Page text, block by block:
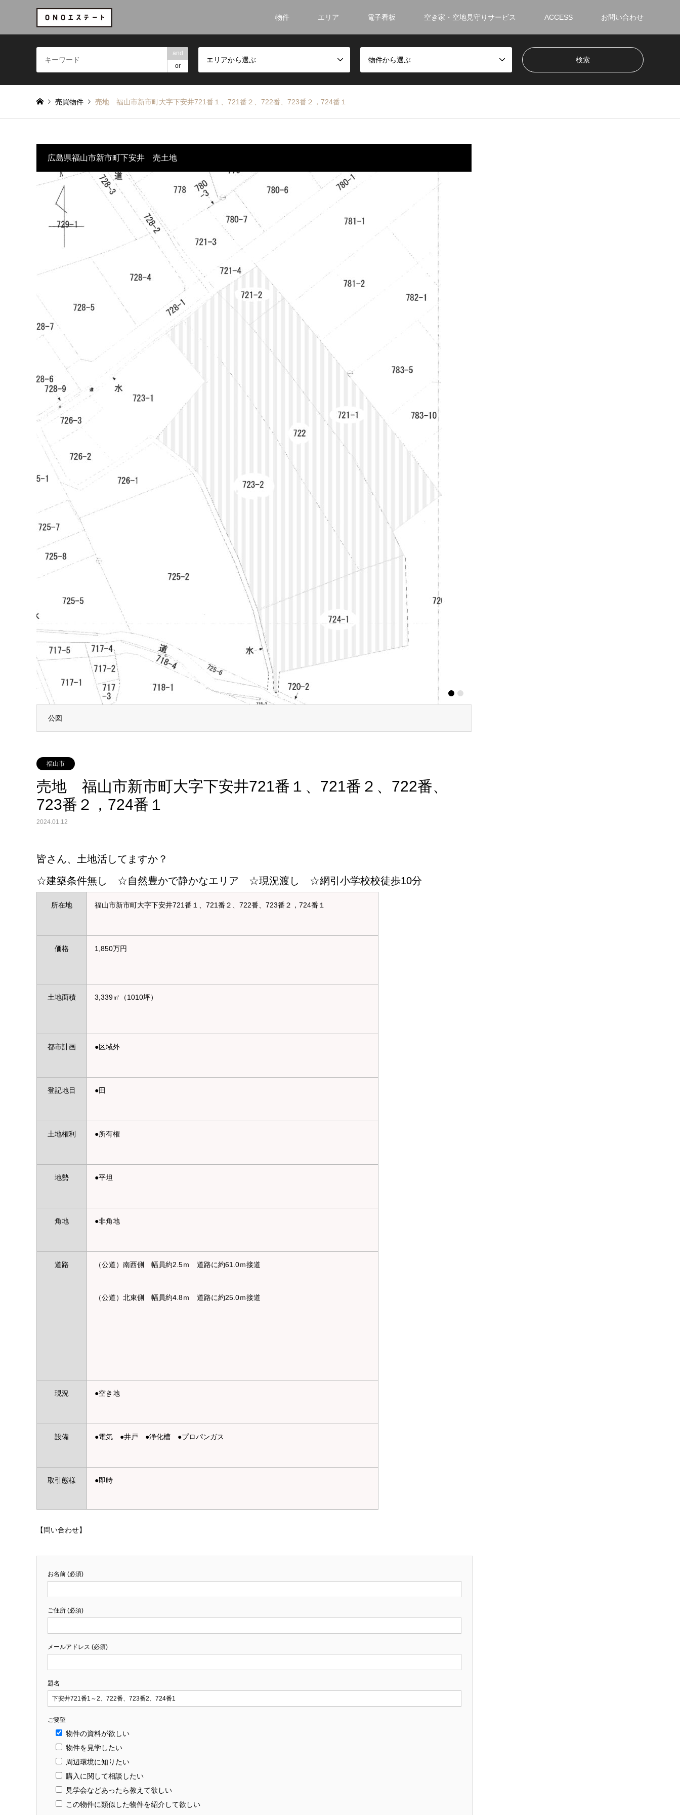
物件 エリア 電子看板 空き家・空地見守りサービス ACCESS お問い合わせ
and
or
エリアから選ぶ 物件から選ぶ
売買物件 売地 福山市新市町大字下安井721番１、721番２、722番、723番２，724番１
広島県福山市新市町下安井 売土地
公図
福山市
売地 福山市新市町大字下安井721番１、721番２、722番、
723番２，724番１
2024.01.12
皆さん、土地活してますか？
☆建築条件無し ☆自然豊かで静かなエリア ☆現況渡し ☆網引小学校校徒歩10分
所在地 福山市新市町大字下安井721番１、721番２、722番、723番２，724番１
価格 1,850万円
土地面積 3,339㎡（1010坪）
都市計画 ●区域外
登記地目 ●田
土地権利 ●所有権
地勢 ●平坦
角地 ●非角地
道路 （公道）南西側 幅員約2.5ｍ 道路に約61.0ｍ接道
（公道）北東側 幅員約4.8ｍ 道路に約25.0ｍ接道
現況 ●空き地
設備 ●電気 ●井戸 ●浄化槽 ●プロパンガス
取引態様 ●即時
【問い合わせ】
お名前 (必須)
ご住所 (必須)
メールアドレス (必須)
題名
ご要望
物件の資料が欲しい
物件を見学したい
周辺環境に知りたい
購入に関して相談したい
見学会などあったら教えて欲しい
この物件に類似した物件を紹介して欲しい